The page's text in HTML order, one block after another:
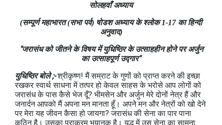
सोलहवाँ अध्याय
(सम्पूर्ण महाभारत (सभा पर्व) षोडश अध्याय के श्लोक 1-17 का हिन्दी
अनुवाद)
"जरासंध को जीतने के विषय में युधिष्ठिर के उत्साहहीन होने पर अर्जुन
का उत्साहपूर्ण उद्गार"
युधिष्ठिर बोले ;-श्रीकृष्ण! मैं सम्राट के गुणों को प्राप्त करने की इच्छा
रखकर स्वार्थ साधना में तत्पर हो केवल साहस के भरोसे आप लोगों को
जरासंध के पास कैसे भेज दूँ? भीमसेन और अर्जुन मेरे दोनों नेत्र हैं और
जनार्दन आपको मैं अपना मन मानता हूँ। अपने मन और नेत्रों को खो देने
पर मेरा यह जीवन कैसा हो जायगा? जरासंध की सेना का पार पाना
कठिन है। उसका पराक्रम भयानक है। युद्ध में उस सेना का सामना